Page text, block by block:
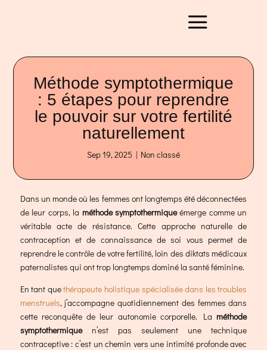
Méthode symptothermique
: 5 étapes pour reprendre
le pouvoir sur votre fertilité
naturellement
Sep 19, 2025 | Non classé
Dans un monde où les femmes ont longtemps été déconnectées
de leur corps, la méthode symptothermiqueémerge comme un
véritable acte de résistance. Cette approche naturelle de
contraception et de connaissance de soi vous permet de
reprendre le contrôle de votre fertilité, loin des diktats médicaux
paternalistes qui ont trop longtemps dominé la santé féminine.
En tant quethérapeute holistique spécialisée dans les troubles
menstruels, j’accompagne quotidiennement des femmes dans
cette reconquête de leur autonomie corporelle. Laméthode
symptothermiquen’est pas seulement une technique
contraceptive : c’est un chemin vers une intimité profonde avec